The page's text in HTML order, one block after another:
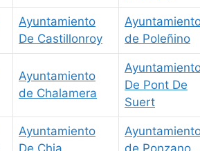
Ayuntamiento
De Castillonroy
de Poleñino
Ayuntamiento
de Chalamera
De Pont De
Suert
Ayuntamiento
De Chia
de Ponzano